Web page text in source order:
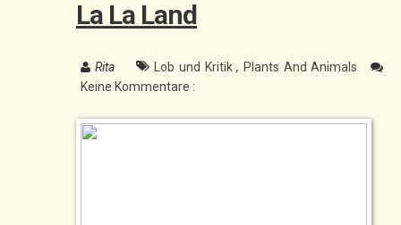
La La Land
Rita Lob und Kritik, Plants And Animals
Keine Kommentare :